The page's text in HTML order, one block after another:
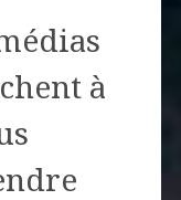
à